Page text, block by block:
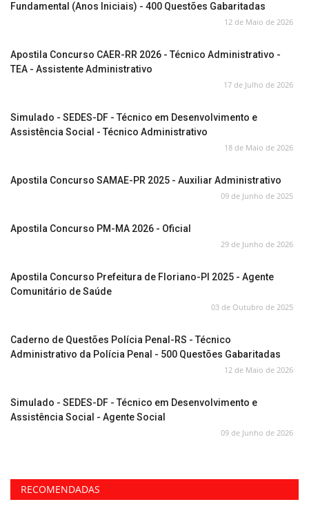
Fundamental (Anos Iniciais) - 400 Questões Gabaritadas
12 de Maio de 2026
Apostila Concurso CAER-RR 2026 - Técnico Administrativo -
TEA - Assistente Administrativo
17 de Julho de 2026
Simulado - SEDES-DF - Técnico em Desenvolvimento e
Assistência Social - Técnico Administrativo
18 de Maio de 2026
Apostila Concurso SAMAE-PR 2025 - Auxiliar Administrativo
09 de Junho de 2025
Apostila Concurso PM-MA 2026 - Oficial
29 de Junho de 2026
Apostila Concurso Prefeitura de Floriano-PI 2025 - Agente
Comunitário de Saúde
03 de Outubro de 2025
Caderno de Questões Polícia Penal-RS - Técnico
Administrativo da Polícia Penal - 500 Questões Gabaritadas
12 de Maio de 2026
Simulado - SEDES-DF - Técnico em Desenvolvimento e
Assistência Social - Agente Social
09 de Junho de 2026
RECOMENDADAS